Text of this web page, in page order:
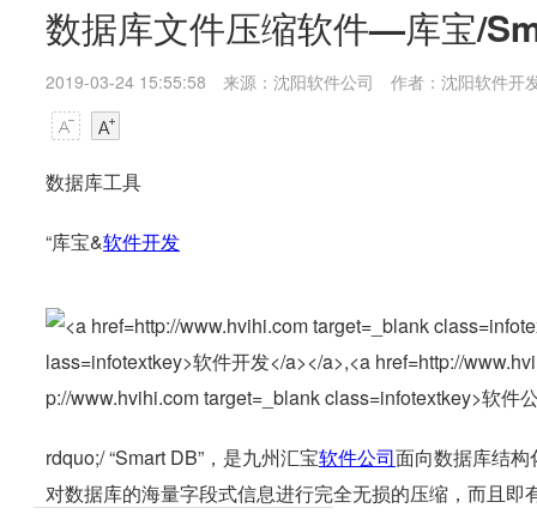
数据库文件压缩软件—库宝/
2019-03-24 15:55:58 来源：沈阳软件公司 作者：沈阳软件开
数据库工具
“库宝&软件开发
rdquo;/ “Smart DB”，是九州汇宝软件公司面向数据库结
对数据库的海量字段式信息进行完全无损的压缩，而且